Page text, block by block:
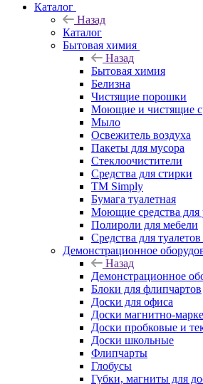
Каталог
Назад
Каталог
Бытовая химия
Назад
Бытовая химия
Белизна
Чистящие порошки
Моющие и чистящие
Мыло
Освежитель воздуха
Пакеты для мусора
Стеклоочистители
Средства для стирки
TM Simply
Бумага туалетная
Моющие средства для
Полироли для мебели
Средства для
Демонстрационное
Назад
Демонстрационное
Блоки для флипчартов
Доски для офиса
Доски магнитно-
Доски пробковые и
Доски школьные
Флипчарты
Глобусы
Губки, магниты для